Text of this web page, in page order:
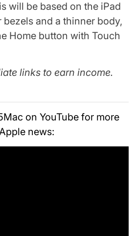
will be based on the iPad
and a thinner body,
Home button with Touch
links to earn income.
on YouTube for more
news: